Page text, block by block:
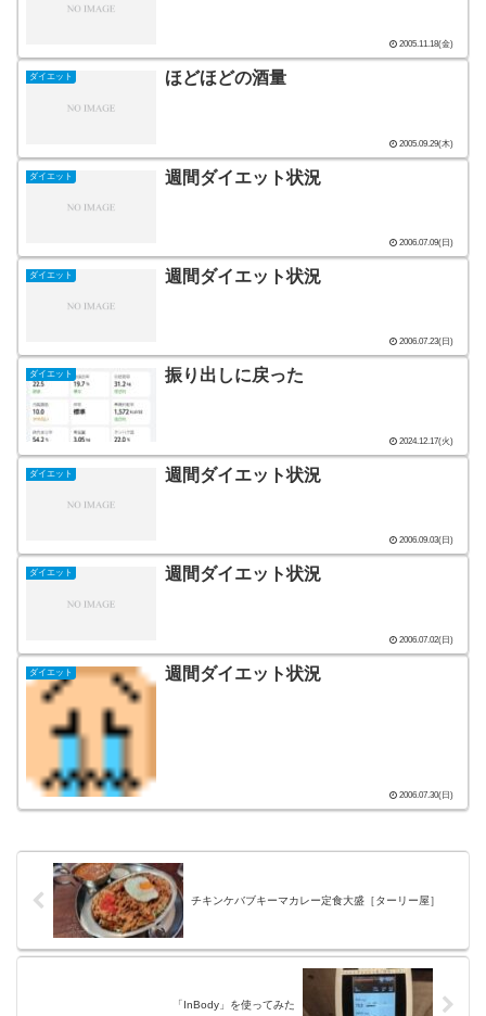
2005.11.18(金)
ダイエット ほどほどの酒量
2005.09.29(木)
ダイエット 週間ダイエット状況
2006.07.09(日)
ダイエット 週間ダイエット状況
2006.07.23(日)
ダイエット 振り出しに戻った
2024.12.17(火)
ダイエット 週間ダイエット状況
2006.09.03(日)
ダイエット 週間ダイエット状況
2006.07.02(日)
ダイエット 週間ダイエット状況
2006.07.30(日)
チキンケバブキーマカレー定食大盛［ターリー屋］
「InBody」を使ってみた